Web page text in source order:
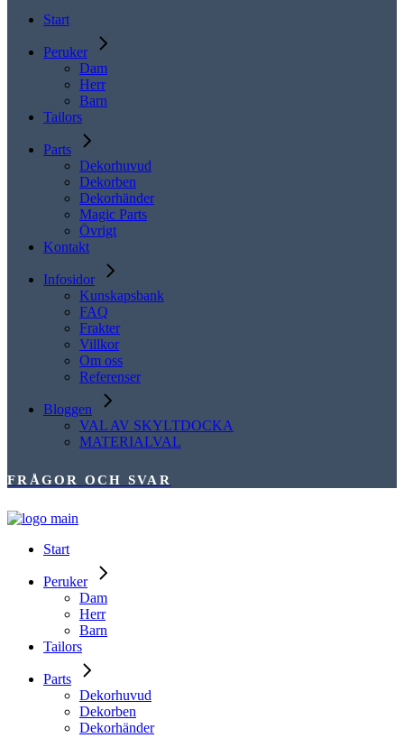
Start
Peruker
Dam
Herr
Barn
Tailors
Parts
Dekorhuvud
Dekorben
Dekorhänder
Magic Parts
Övrigt
Kontakt
Infosidor
Kunskapsbank
FAQ
Frakter
Villkor
Om oss
Referenser
Bloggen
VAL AV SKYLTDOCKA
MATERIALVAL
FRÅGOR OCH SVAR
Start
Peruker
Dam
Herr
Barn
Tailors
Parts
Dekorhuvud
Dekorben
Dekorhänder